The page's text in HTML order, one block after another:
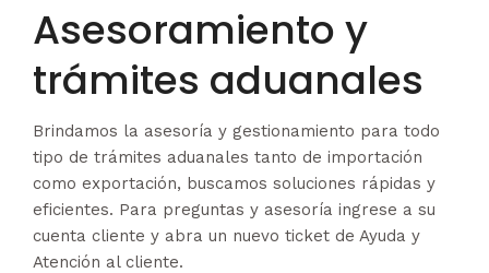
Asesoramiento y
trámites aduanales
Brindamos la asesoría y gestionamiento para todo
tipo de trámites aduanales tanto de importación
como exportación, buscamos soluciones rápidas y
eficientes. Para preguntas y asesoría ingrese a su
cuenta cliente y abra un nuevo ticket de Ayuda y
Atención al cliente.